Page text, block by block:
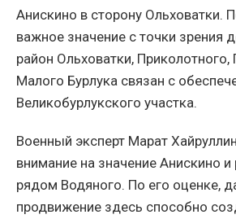
Анискино в сторону Ольховатки.
важное значение с точки зрения
район Ольховатки, Приколотного,
Малого Бурлука связан с
Великобурлукского участка.
Военный эксперт Марат
внимание на значение Анискино
рядом Водяного. По его оценке,
продвижение здесь способно